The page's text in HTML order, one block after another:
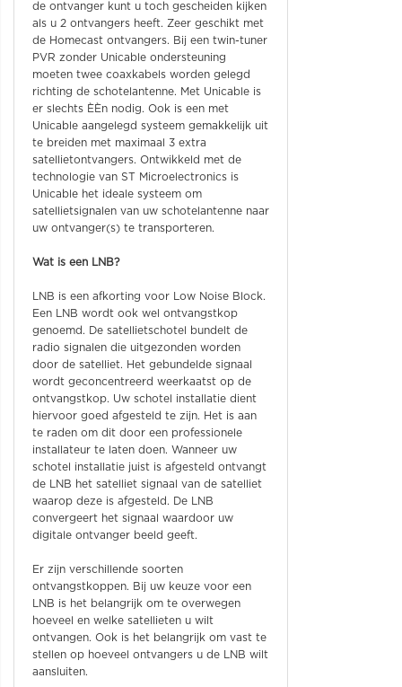
de ontvanger kunt u toch gescheiden kijken
als u 2 ontvangers heeft. Zeer geschikt met
de Homecast ontvangers. Bij een twin-tuner
PVR zonder Unicable ondersteuning
moeten twee coaxkabels worden gelegd
richting de schotelantenne. Met Unicable is
er slechts ÈÈn nodig. Ook is een met
Unicable aangelegd systeem gemakkelijk uit
te breiden met maximaal 3 extra
satellietontvangers. Ontwikkeld met de
technologie van ST Microelectronics is
Unicable het ideale systeem om
satellietsignalen van uw schotelantenne naar
uw ontvanger(s) te transporteren.
Wat is een LNB?
LNB is een afkorting voor Low Noise Block.
Een LNB wordt ook wel ontvangstkop
genoemd. De satellietschotel bundelt de
radio signalen die uitgezonden worden
door de satelliet. Het gebundelde signaal
wordt geconcentreerd weerkaatst op de
ontvangstkop. Uw schotel installatie dient
hiervoor goed afgesteld te zijn. Het is aan
te raden om dit door een professionele
installateur te laten doen. Wanneer uw
schotel installatie juist is afgesteld ontvangt
de LNB het satelliet signaal van de satelliet
waarop deze is afgesteld. De LNB
convergeert het signaal waardoor uw
digitale ontvanger beeld geeft.
Er zijn verschillende soorten
ontvangstkoppen. Bij uw keuze voor een
LNB is het belangrijk om te overwegen
hoeveel en welke satellieten u wilt
ontvangen. Ook is het belangrijk om vast te
stellen op hoeveel ontvangers u de LNB wilt
aansluiten.